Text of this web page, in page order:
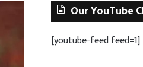
Our YouTube
[youtube-feed feed=1]